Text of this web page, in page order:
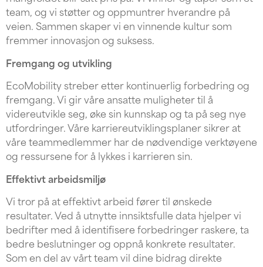
team, og vi støtter og oppmuntrer hverandre på
veien. Sammen skaper vi en vinnende kultur som
fremmer innovasjon og suksess.
Fremgang og utvikling
EcoMobility streber etter kontinuerlig forbedring og
fremgang. Vi gir våre ansatte muligheter til å
videreutvikle seg, øke sin kunnskap og ta på seg nye
utfordringer. Våre karriereutviklingsplaner sikrer at
våre teammedlemmer har de nødvendige verktøyene
og ressursene for å lykkes i karrieren sin.
Effektivt arbeidsmiljø
Vi tror på at effektivt arbeid fører til ønskede
resultater. Ved å utnytte innsiktsfulle data hjelper vi
bedrifter med å identifisere forbedringer raskere, ta
bedre beslutninger og oppnå konkrete resultater.
Som en del av vårt team vil dine bidrag direkte